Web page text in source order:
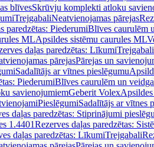
blīvesSkrūvju komplekti atloku
TrejgabaliNeatvienojamas pārejas
paredzētas: PiederumiBlīves caurulēm
MLApsildes sistēmu caurules ML
daļas paredzētas: LīkumiTrejgabali
pārejasPārejas un
Sadalītājs ar vītnes pieslēgumu
PiederumiBlīves caurulēm un
savienojumiemGeberit Volex
PieslēgumiSadalītājs ar vītnes
daļas paredzētas: Stiprinājumi
1.4401Rezerves daļas paredzētas:
daļas paredzētas: LīkumiTrejgabali